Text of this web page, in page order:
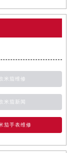
米茄维修
米茄新闻
茄手表维修